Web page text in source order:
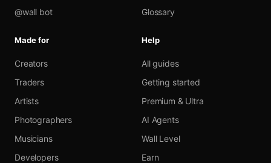
@wall bot
Glossary
Made for
Creators
Traders
Artists
Photographers
Musicians
Developers
Help
All guides
Getting started
Premium & Ultra
AI Agents
Wall Level
Earn